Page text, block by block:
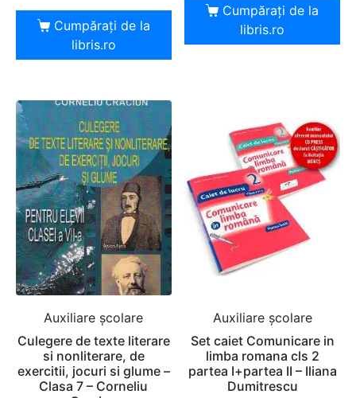
Cumpărați de la
libris.ro
Cumpărați de la
libris.ro
Auxiliare şcolare
Culegere de texte literare
si nonliterare, de
exercitii, jocuri si glume –
Clasa 7 – Corneliu
Auxiliare şcolare
Set caiet Comunicare in
limba romana cls 2
partea I+partea II – Iliana
Dumitrescu